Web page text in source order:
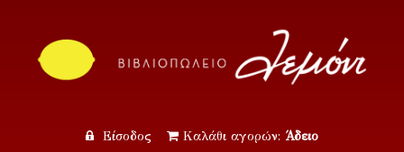
Είσοδος Καλάθι αγορών: Άδειο